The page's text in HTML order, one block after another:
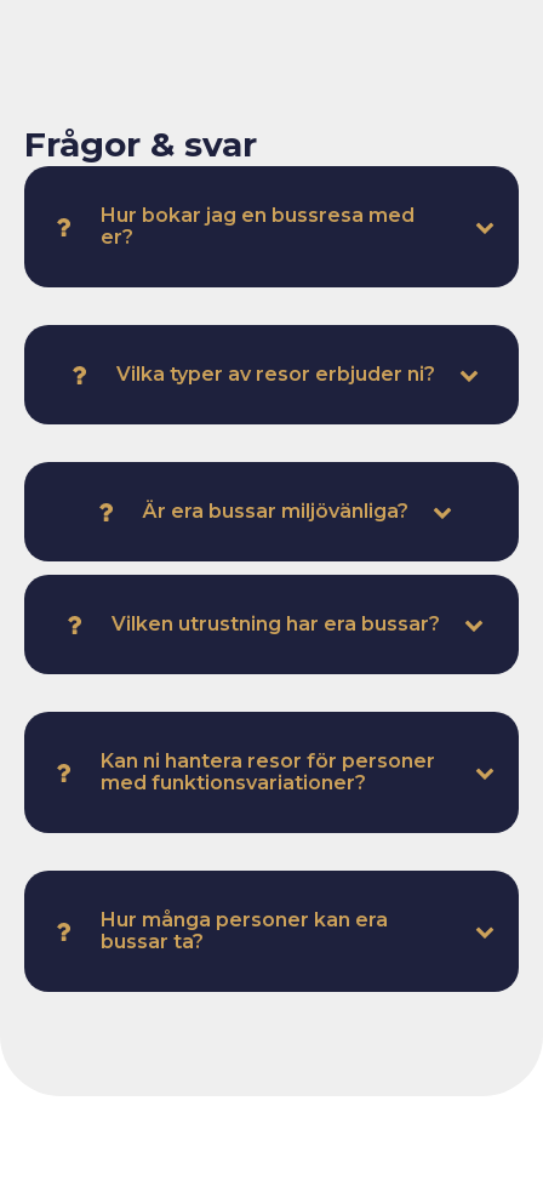
Frågor & svar
Hur bokar jag en bussresa med
er?
med en offert.
Vilka typer av resor erbjuder ni?
tillgängliga resor med rullstolsplatser och lift samt
event och specialresor för konserter,
sportevenemang och liknande.
Är era bussar miljövänliga?
Alla bussar är miljöklassade enligt Euro 6. Vi arbetar
komfort.Vilken utrustning har era bussar?
Kan ni hantera resor för personer
med funktionsvariationer?
att göra resan trygg och bekväm för alla.
Hur många personer kan era
bussar ta?